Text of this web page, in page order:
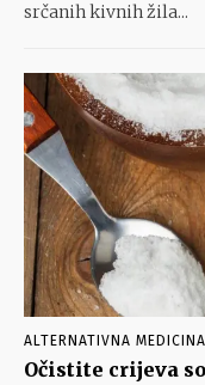
srčanih kivnih žila...
ALTERNATIVNA MEDICINA
Očistite crijeva